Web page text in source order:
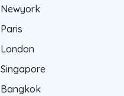
Newyork
Paris
London
Singapore
Bangkok